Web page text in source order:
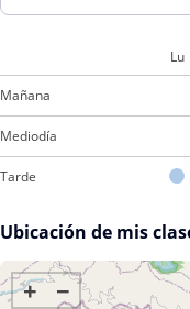
Lu
Mañana
Mediodía
Tarde
Ubicación de mis
+ −